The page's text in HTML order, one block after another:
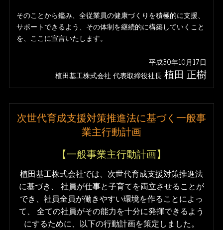
そのことから鑑み、全従業員の健康づくりを積極的に支援、
サポートできるよう、その体制を継続的に構築していくこと
を、ここに宣言いたします。
平成30年10月17日
植田基工株式会社代表取締役社長 植田 正樹
次世代育成支援対策推進法に基づく一般事
業主行動計画
【一般事業主行動計画】
植田基工株式会社では、次世代育成支援対策推進法
に基づき、
社員が仕事と子育てを両立させることが
でき、社員全員が働きやすい環境を作ることによっ
て、
全ての社員がその能力を十分に発揮できるよう
にするために、以下の行動計画を策定しました。